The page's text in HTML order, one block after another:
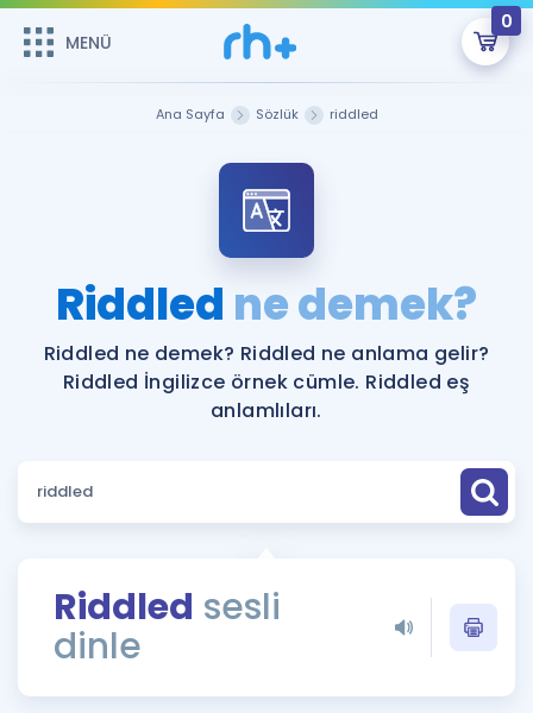
MENÜ
0
ÜYE DEĞİLİM
Sepetin Şu An Boş.
Remzi Hoca ile seni sınava hazırlayacak onlarca eğitim seni
bekliyor!
MENÜ
Faydalı Araçlar
Sözlük
Rehberlik Aracı
ÖSYM Sınav Takvimi
Hakkımızda
Ana Sayfa Sözlük riddled
Riddled ne demek?
Riddled ne demek? Riddled ne anlama gelir?
Riddled İngilizce örnek cümle. Riddled eş
anlamlıları.
Riddled sesli
dinle